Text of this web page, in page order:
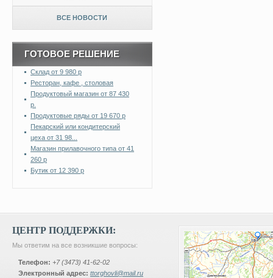
ВСЕ НОВОСТИ
ГОТОВОЕ РЕШЕНИЕ
Склад от 9 980 р
Ресторан, кафе , столовая
Продуктовый магазин от 87 430
р.
Продуктовые ряды от 19 670 р
Пекарский или кондитерский
цеха от 31 98...
Магазин прилавочного типа от 41
260 р
Бутик от 12 390 р
ЦЕНТР ПОДДЕРЖКИ:
Мы ответим на все возникшие вопросы:
Телефон: +7 (3473) 41-62-02
Электронный адрес: ttorghovli@mail.ru